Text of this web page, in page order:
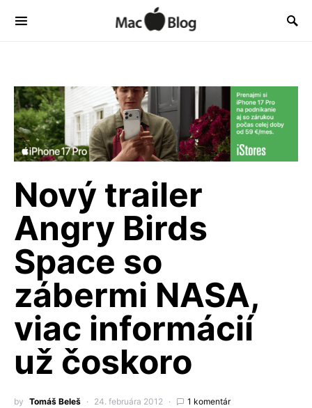
Nový trailer
Angry Birds
Space so
zábermi NASA,
viac informácií
už čoskoro
by Tomáš Beleš 24. februára 2012 1 komentár